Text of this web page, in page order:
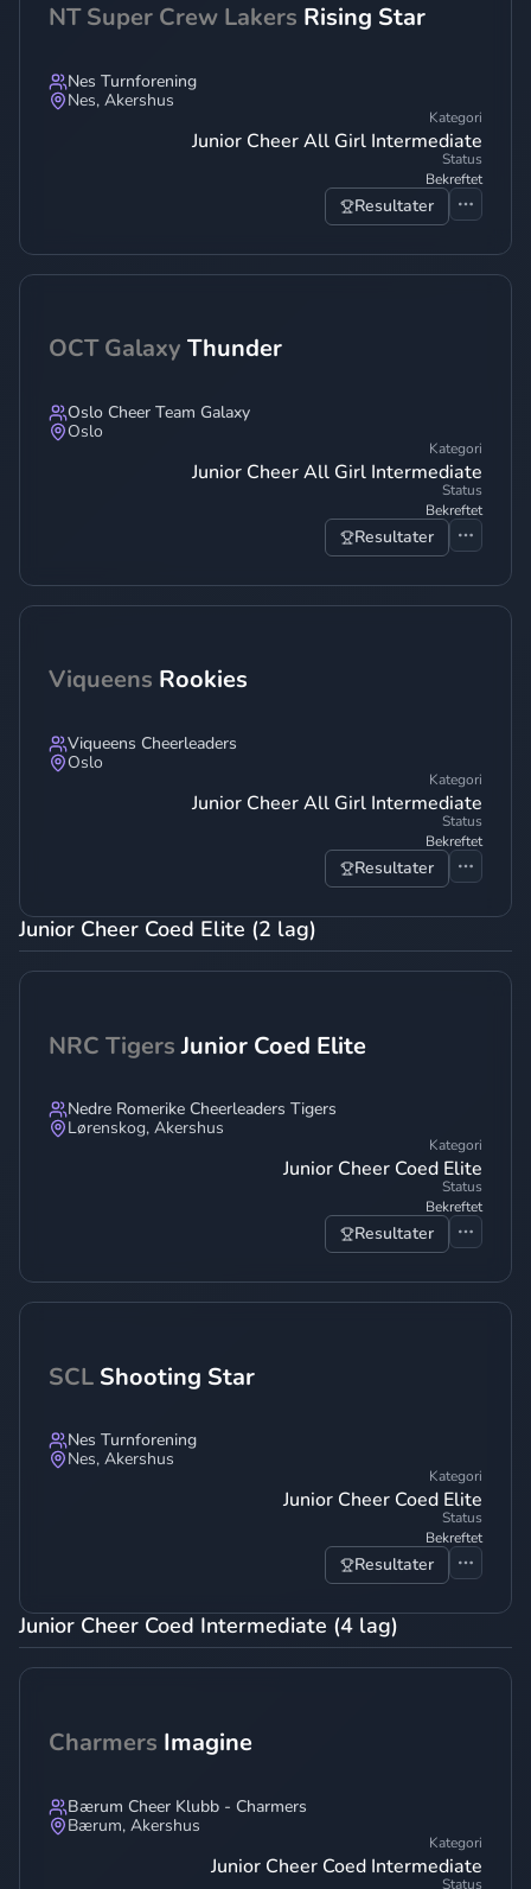
NT Super Crew Lakers Rising Star
Nes Turnforening
Nes, Akershus
Kategori
Junior Cheer All Girl Intermediate
Status
Bekreftet
Resultater
OCT Galaxy Thunder
Oslo Cheer Team Galaxy
Oslo
Kategori
Junior Cheer All Girl Intermediate
Status
Bekreftet
Resultater
Viqueens Rookies
Viqueens Cheerleaders
Oslo
Kategori
Junior Cheer All Girl Intermediate
Status
Bekreftet
Resultater
Junior Cheer Coed Elite (2 lag)
NRC Tigers Junior Coed Elite
Nedre Romerike Cheerleaders Tigers
Lørenskog, Akershus
Kategori
Junior Cheer Coed Elite
Status
Bekreftet
Resultater
SCL Shooting Star
Nes Turnforening
Nes, Akershus
Kategori
Junior Cheer Coed Elite
Status
Bekreftet
Resultater
Junior Cheer Coed Intermediate (4 lag)
Charmers Imagine
Bærum Cheer Klubb - Charmers
Bærum, Akershus
Kategori
Junior Cheer Coed Intermediate
Status